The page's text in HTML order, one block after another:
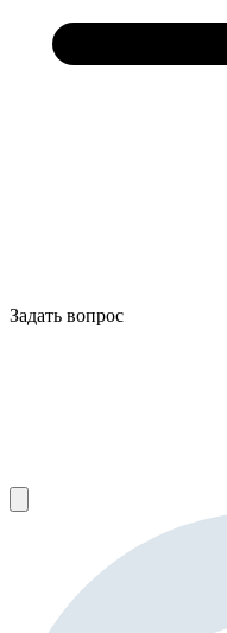
Задать вопрос